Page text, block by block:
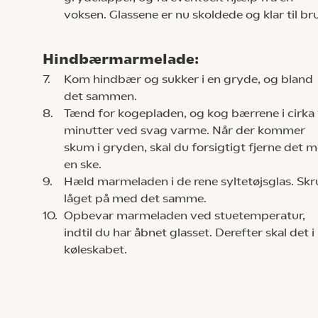
voksen. Glassene er nu skoldede og klar til
Hindbærmarmelade:
7.
Kom hindbær og sukker i en gryde, og bland
det sammen.
8.
Tænd for kogepladen, og kog bærrene i cirka
minutter ved svag varme. Når der kommer
skum i gryden, skal du forsigtigt fjerne det
en ske.
9.
Hæld marmeladen i de rene syltetøjsglas.
låget på med det samme.
10. Opbevar marmeladen ved stuetemperatur,
indtil du har åbnet glasset. Derefter skal det i
køleskabet.